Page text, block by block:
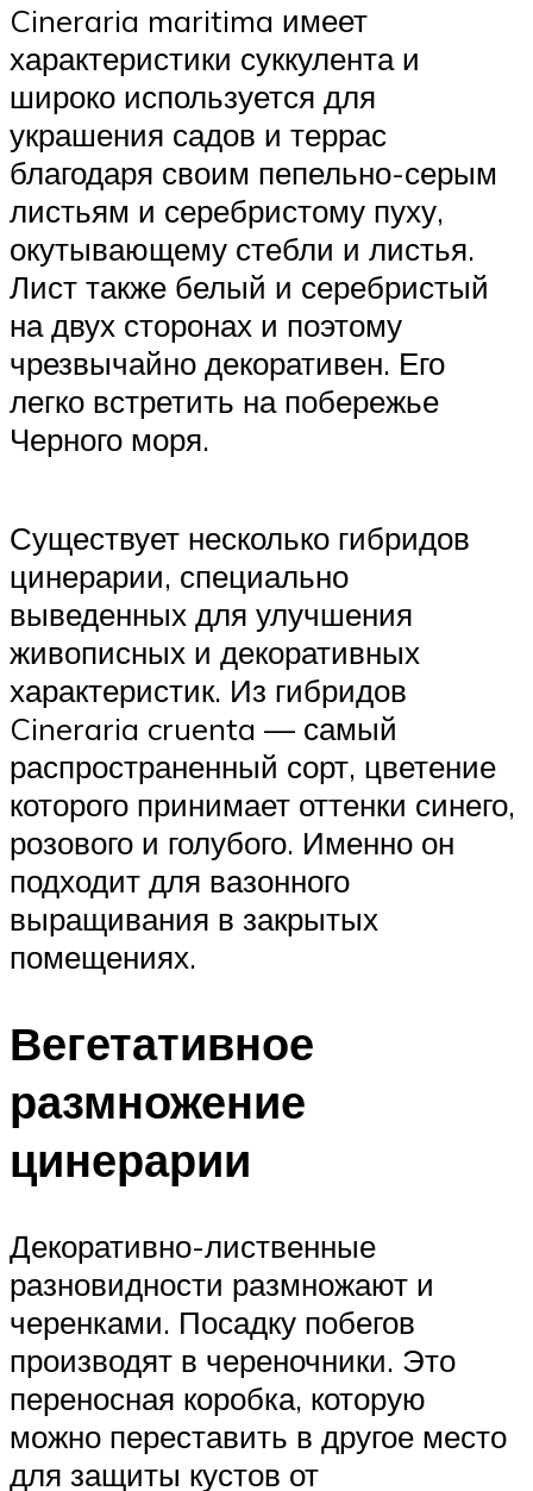
Cineraria maritima имеет
характеристики суккулента и
широко используется для
украшения садов и террас
благодаря своим пепельно-серым
листьям и серебристому пуху,
окутывающему стебли и листья.
Лист также белый и серебристый
на двух сторонах и поэтому
чрезвычайно декоративен. Его
легко встретить на побережье
Черного моря.
Существует несколько гибридов
цинерарии, специально
выведенных для улучшения
живописных и декоративных
характеристик. Из гибридов
Cineraria cruenta — самый
распространенный сорт, цветение
которого принимает оттенки синего,
розового и голубого. Именно он
подходит для вазонного
выращивания в закрытых
помещениях.
Вегетативное
размножение
цинерарии
Декоративно-лиственные
разновидности размножают и
черенками. Посадку побегов
производят в череночники. Это
переносная коробка, которую
можно переставить в другое место
для защиты кустов от